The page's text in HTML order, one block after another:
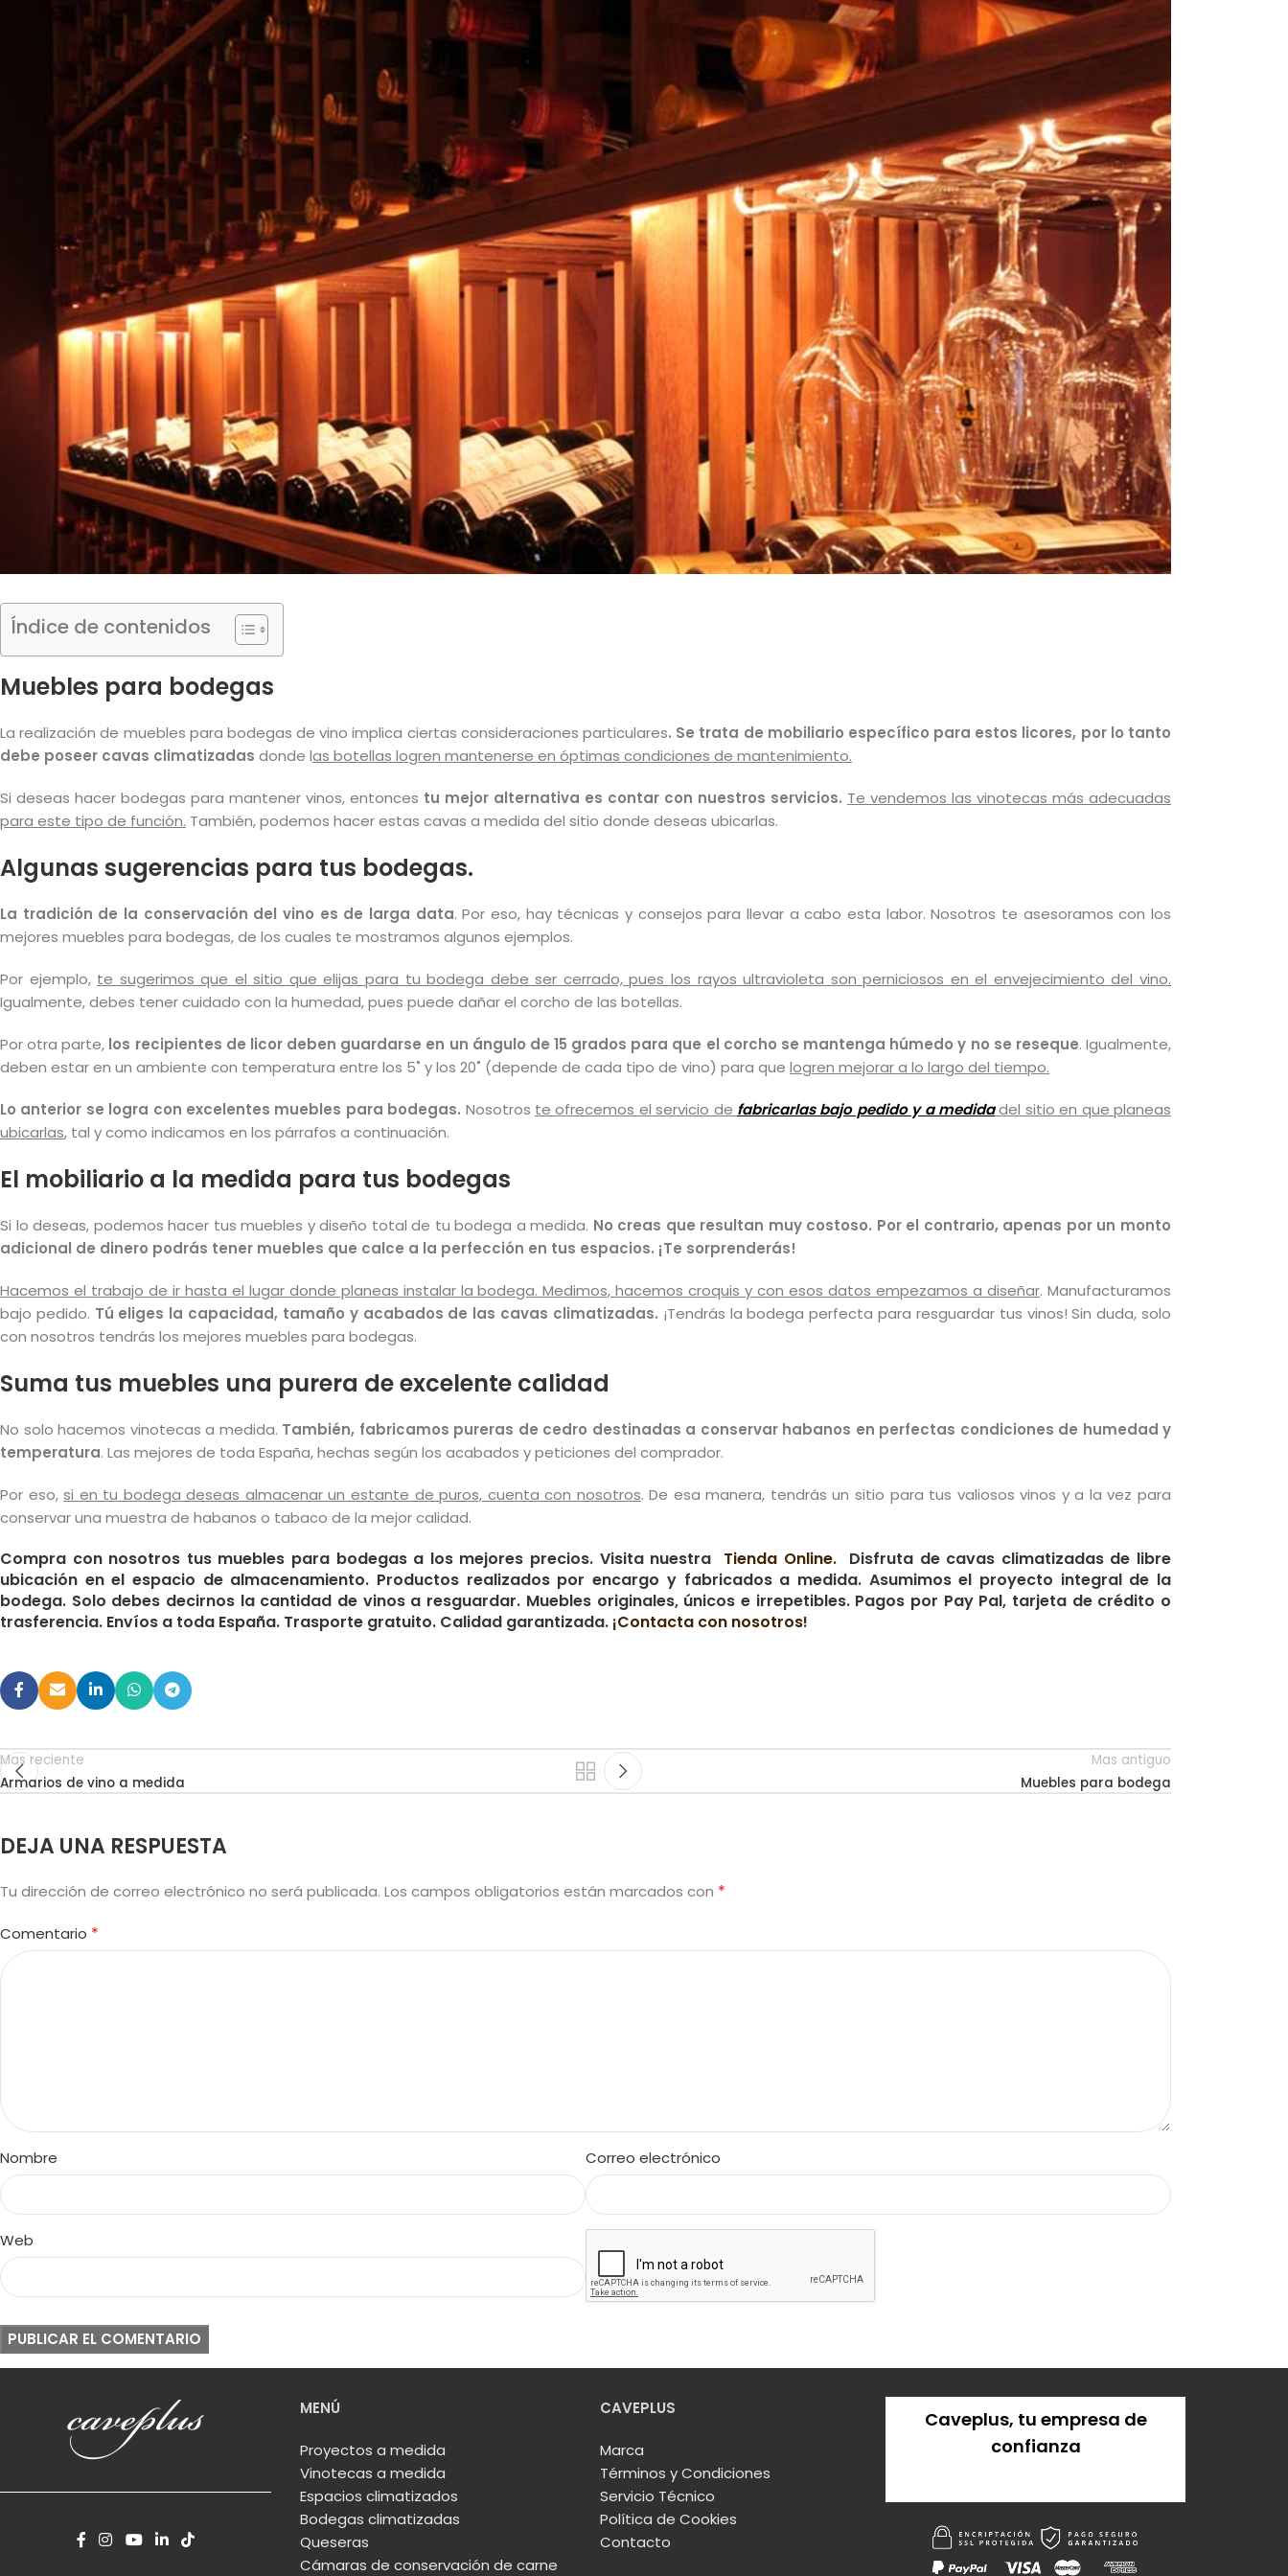
Índice de contenidos
Muebles para bodegas
La realización de muebles para bodegas de vino implica ciertas consideraciones particulares. Se trata de mobiliario específico para estos licores, por lo tanto
debe poseer cavas climatizadas donde las botellas logren mantenerse en óptimas condiciones de mantenimiento.
Si deseas hacer bodegas para mantener vinos, entonces tu mejor alternativa es contar con nuestros servicios. Te vendemos las vinotecas más adecuadas
para este tipo de función. También, podemos hacer estas cavas a medida del sitio donde deseas ubicarlas.
Algunas sugerencias para tus bodegas.
La tradición de la conservación del vino es de larga data. Por eso, hay técnicas y consejos para llevar a cabo esta labor. Nosotros te asesoramos con los
mejores muebles para bodegas, de los cuales te mostramos algunos ejemplos.
Por ejemplo, te sugerimos que el sitio que elijas para tu bodega debe ser cerrado, pues los rayos ultravioleta son perniciosos en el envejecimiento del vino.
Igualmente, debes tener cuidado con la humedad, pues puede dañar el corcho de las botellas.
Por otra parte, los recipientes de licor deben guardarse en un ángulo de 15 grados para que el corcho se mantenga húmedo y no se reseque. Igualmente,
deben estar en un ambiente con temperatura entre los 5˚ y los 20˚ (depende de cada tipo de vino) para que logren mejorar a lo largo del tiempo.
Lo anterior se logra con excelentes muebles para bodegas. Nosotros te ofrecemos el servicio de fabricarlas bajo pedido y a medida del sitio en que planeas
ubicarlas, tal y como indicamos en los párrafos a continuación.
El mobiliario a la medida para tus bodegas
Si lo deseas, podemos hacer tus muebles y diseño total de tu bodega a medida. No creas que resultan muy costoso. Por el contrario, apenas por un monto
adicional de dinero podrás tener muebles que calce a la perfección en tus espacios. ¡Te sorprenderás!
Hacemos el trabajo de ir hasta el lugar donde planeas instalar la bodega. Medimos, hacemos croquis y con esos datos empezamos a diseñar. Manufacturamos
bajo pedido. Tú eliges la capacidad, tamaño y acabados de las cavas climatizadas. ¡Tendrás la bodega perfecta para resguardar tus vinos! Sin duda, solo
con nosotros tendrás los mejores muebles para bodegas.
Suma tus muebles una purera de excelente calidad
No solo hacemos vinotecas a medida. También, fabricamos pureras de cedro destinadas a conservar habanos en perfectas condiciones de humedad y
temperatura. Las mejores de toda España, hechas según los acabados y peticiones del comprador.
Por eso,si en tu bodega deseas almacenar un estante de puros, cuenta con nosotros. De esa manera, tendrás un sitio para tus valiosos vinos y a la vez para
conservar una muestra de habanos o tabaco de la mejor calidad.
Compra con nosotros tus muebles para bodegas a los mejores precios. Visita nuestra Tienda Online. Disfruta de cavas climatizadas de libre
ubicación en el espacio de almacenamiento. Productos realizados por encargo y fabricados a medida. Asumimos el proyecto integral de la
bodega. Solo debes decirnos la cantidad de vinos a resguardar. Muebles originales, únicos e irrepetibles. Pagos por Pay Pal, tarjeta de crédito o
trasferencia. Envíos a toda España. Trasporte gratuito. Calidad garantizada. ¡Contacta con nosotros!
Mas reciente
Armarios de vino a medida
Mas antiguo
Muebles para bodega
DEJA UNA RESPUESTA
Tu dirección de correo electrónico no será publicada. Los campos obligatorios están marcados con *
Comentario *
Nombre Correo electrónico
Web
MENÚ
Proyectos a medida
Vinotecas a medida
Espacios climatizados
Bodegas climatizadas
Queseras
Cámaras de conservación de carne
CAVEPLUS
Marca
Términos y Condiciones
Servicio Técnico
Política de Cookies
Contacto
Caveplus, tu empresa de
confianza